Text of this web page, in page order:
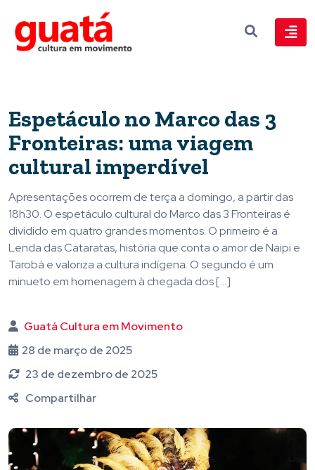
Espetáculo no Marco das 3
Fronteiras: uma viagem
cultural imperdível
Apresentações ocorrem de terça a domingo, a partir das
18h30. O espetáculo cultural do Marco das 3 Fronteiras é
dividido em quatro grandes momentos. O primeiro é a
Lenda das Cataratas, história que conta o amor de Naipi e
Tarobá e valoriza a cultura indígena. O segundo é um
minueto em homenagem à chegada dos […]
Guatá Cultura em Movimento
28 de março de 2025
23 de dezembro de 2025
Compartilhar